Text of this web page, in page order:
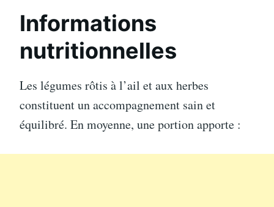
Informations
nutritionnelles
Les légumes rôtis à l’ail et aux herbes
constituent un accompagnement sain et
équilibré. En moyenne, une portion apporte :